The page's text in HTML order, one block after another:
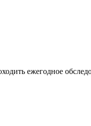
ежегодное